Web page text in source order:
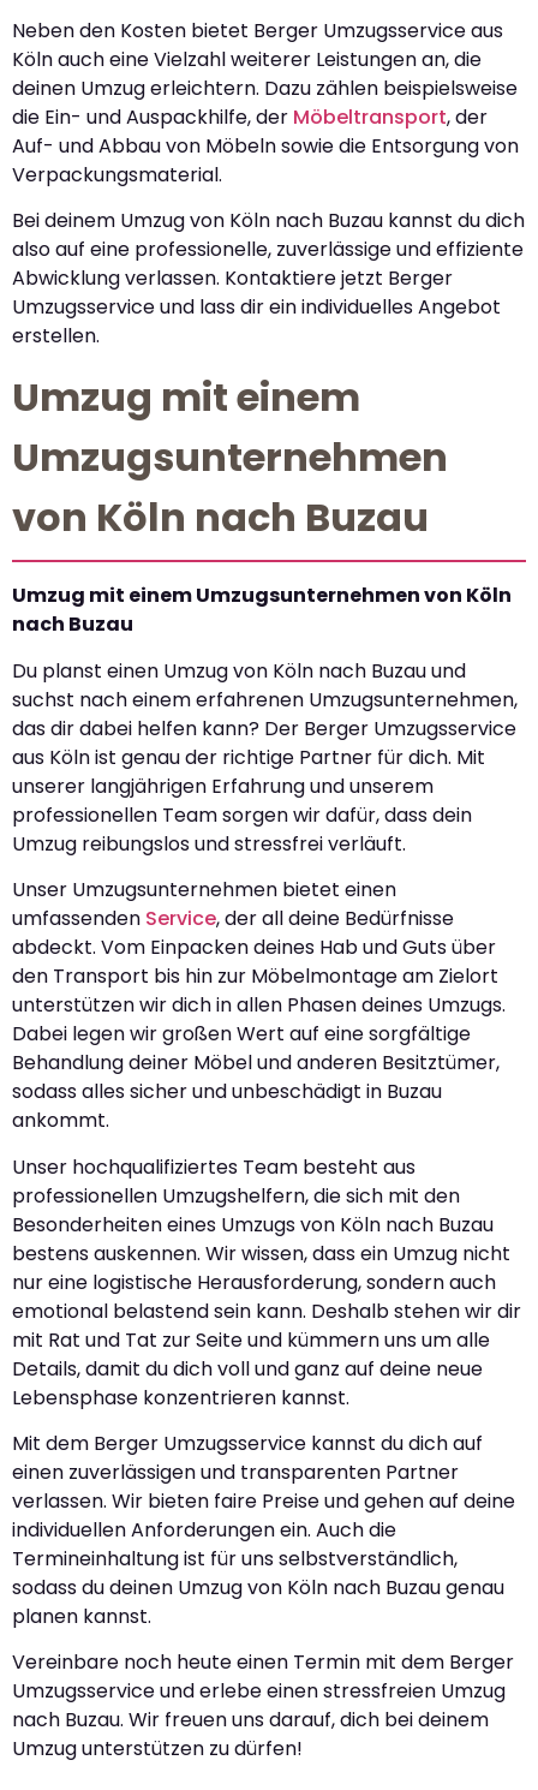
Neben den Kosten bietet Berger Umzugsservice aus
Köln auch eine Vielzahl weiterer Leistungen an, die
deinen Umzug erleichtern. Dazu zählen beispielsweise
die Ein- und Auspackhilfe, der Möbeltransport, der
Auf- und Abbau von Möbeln sowie die Entsorgung von
Verpackungsmaterial.
Bei deinem Umzug von Köln nach Buzau kannst du dich
also auf eine professionelle, zuverlässige und effiziente
Abwicklung verlassen. Kontaktiere jetzt Berger
Umzugsservice und lass dir ein individuelles Angebot
erstellen.
Umzug mit einem
Umzugsunternehmen
von Köln nach Buzau
Umzug mit einem Umzugsunternehmen von Köln
nach Buzau
Du planst einen Umzug von Köln nach Buzau und
suchst nach einem erfahrenen Umzugsunternehmen,
das dir dabei helfen kann? Der Berger Umzugsservice
aus Köln ist genau der richtige Partner für dich. Mit
unserer langjährigen Erfahrung und unserem
professionellen Team sorgen wir dafür, dass dein
Umzug reibungslos und stressfrei verläuft.
Unser Umzugsunternehmen bietet einen
umfassenden Service, der all deine Bedürfnisse
abdeckt. Vom Einpacken deines Hab und Guts über
den Transport bis hin zur Möbelmontage am Zielort
unterstützen wir dich in allen Phasen deines Umzugs.
Dabei legen wir großen Wert auf eine sorgfältige
Behandlung deiner Möbel und anderen Besitztümer,
sodass alles sicher und unbeschädigt in Buzau
ankommt.
Unser hochqualifiziertes Team besteht aus
professionellen Umzugshelfern, die sich mit den
Besonderheiten eines Umzugs von Köln nach Buzau
bestens auskennen. Wir wissen, dass ein Umzug nicht
nur eine logistische Herausforderung, sondern auch
emotional belastend sein kann. Deshalb stehen wir dir
mit Rat und Tat zur Seite und kümmern uns um alle
Details, damit du dich voll und ganz auf deine neue
Lebensphase konzentrieren kannst.
Mit dem Berger Umzugsservice kannst du dich auf
einen zuverlässigen und transparenten Partner
verlassen. Wir bieten faire Preise und gehen auf deine
individuellen Anforderungen ein. Auch die
Termineinhaltung ist für uns selbstverständlich,
sodass du deinen Umzug von Köln nach Buzau genau
planen kannst.
Vereinbare noch heute einen Termin mit dem Berger
Umzugsservice und erlebe einen stressfreien Umzug
nach Buzau. Wir freuen uns darauf, dich bei deinem
Umzug unterstützen zu dürfen!